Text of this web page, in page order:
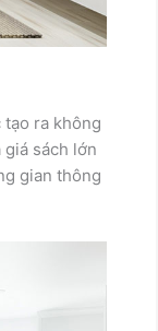
ra không
sách lớn
gian thông